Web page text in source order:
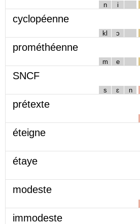
n i
cyclopéenne
kl ɔ
prométhéenne
m e
SNCF
s ɛ n
prétexte
éteigne
étaye
modeste
immodeste